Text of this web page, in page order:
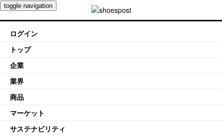
toggle navigation
ログイン
トップ
企業
業界
商品
マーケット
サステナビリティ